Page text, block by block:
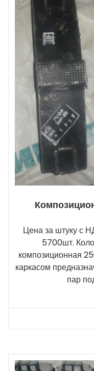
Цена за штуку с
5700шт.
композиционная
каркасом
пар